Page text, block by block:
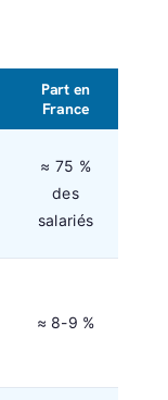
Part en
France
≈ 75 %
des
salariés
≈ 8-9 %